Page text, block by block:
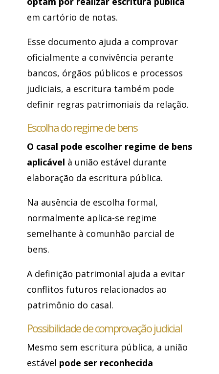
em cartório de notas.
Esse documento ajuda a comprovar
oficialmente a convivência perante
bancos, órgãos públicos e processos
judiciais, a escritura também pode
definir regras patrimoniais da relação.
Escolha do regime de bens
O casal pode escolher regime de bens
aplicável à união estável durante
elaboração da escritura pública.
Na ausência de escolha formal,
normalmente aplica-se regime
semelhante à comunhão parcial de
bens.
A definição patrimonial ajuda a evitar
conflitos futuros relacionados ao
patrimônio do casal.
Possibilidade de comprovação judicial
Mesmo sem escritura pública, a união
estável pode ser reconhecida